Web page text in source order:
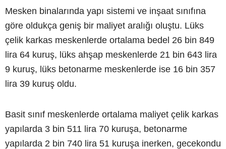
Mesken binalarında yapı sistemi ve inşaat sınıfına
göre oldukça geniş bir maliyet aralığı oluştu. Lüks
çelik karkas meskenlerde ortalama bedel 26 bin 849
lira 64 kuruş, lüks ahşap meskenlerde 21 bin 643 lira
9 kuruş, lüks betonarme meskenlerde ise 16 bin 357
lira 39 kuruş oldu.
Basit sınıf meskenlerde ortalama maliyet çelik karkas
yapılarda 3 bin 511 lira 70 kuruşa, betonarme
yapılarda 2 bin 740 lira 51 kuruşa inerken, gecekondu